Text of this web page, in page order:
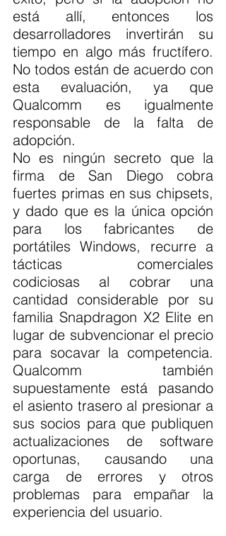
está allí, entonces los
desarrolladores invertirán su
tiempo en algo más fructífero.
No todos están de acuerdo con
esta evaluación, ya que
Qualcomm es igualmente
responsable de la falta de
adopción.
No es ningún secreto que la
firma de San Diego cobra
fuertes primas en sus chipsets,
y dado que es la única opción
para los fabricantes de
portátiles Windows, recurre a
tácticas comerciales
codiciosas al cobrar una
cantidad considerable por su
familia Snapdragon X2 Elite en
lugar de subvencionar el precio
para socavar la competencia.
Qualcomm también
supuestamente está pasando
el asiento trasero al presionar a
sus socios para que publiquen
actualizaciones de software
oportunas, causando una
carga de errores y otros
problemas para empañar la
experiencia del usuario.